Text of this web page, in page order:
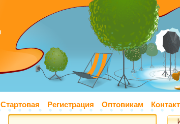
Стартовая Регистрация Оптовикам